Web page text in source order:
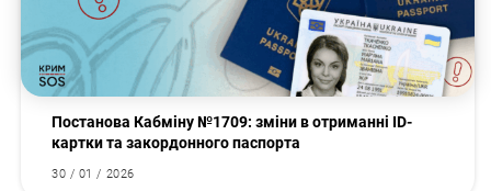
Постанова Кабміну №1709: зміни в отриманні ID-
картки та закордонного паспорта
30 / 01 / 2026